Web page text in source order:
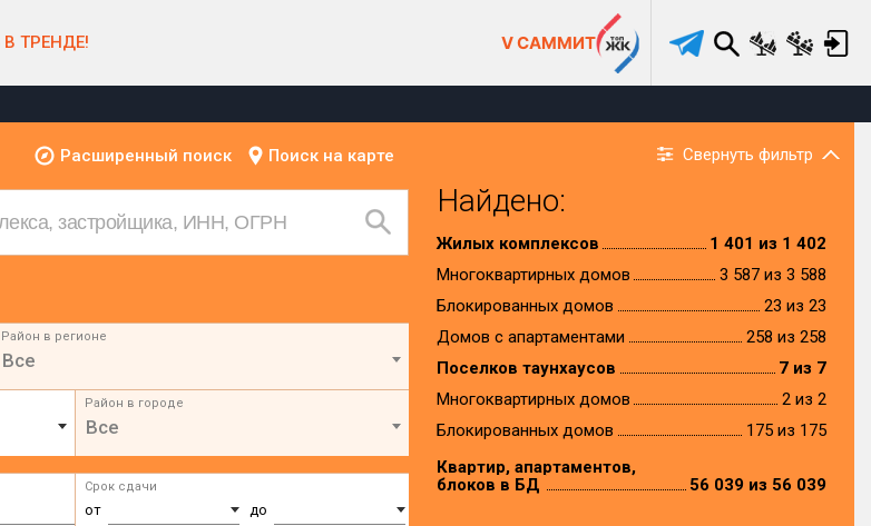
ТРЕНДЕ! V САММИТ
Расширенный поиск Поиск на карте Свернуть фильтр
Район в регионе
Все
Район в городе
Все
Срок сдачи
от до
Найдено:
Жилых комплексов
1 401 из 1 402
Многоквартирных домов
3 587 из 3 588
Блокированных домов
23 из 23
Домов с апартаментами
258 из 258
Поселков таунхаусов
7 из 7
Многоквартирных домов
2 из 2
Блокированных домов
175 из 175
Квартир, апартаментов,
блоков в БД
56 039 из 56 039